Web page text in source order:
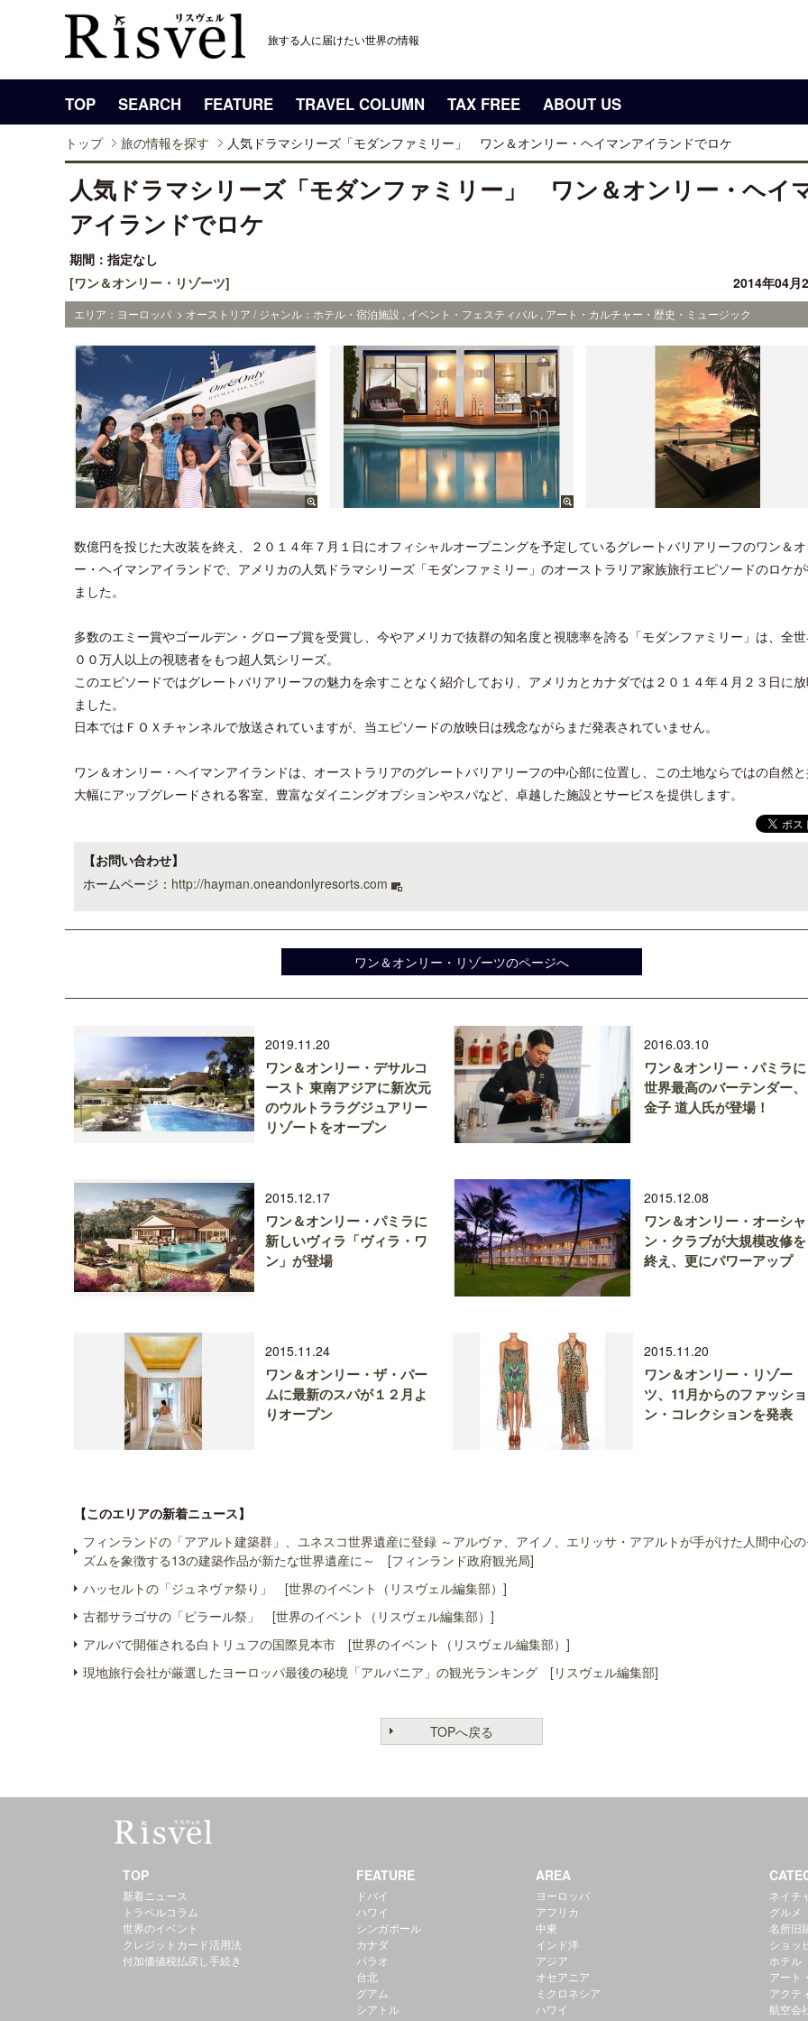
旅する人に届けたい世界の情報
TOP SEARCH FEATURE TRAVEL COLUMN TAX FREE ABOUT US
トップ 旅の情報を探す 人気ドラマシリーズ「モダンファミリー」 ワン＆オンリー・ヘイマンアイランドでロケ
人気ドラマシリーズ「モダンファミリー」 ワン＆オンリー・ヘイ
アイランドでロケ
期間：指定なし
[ワン＆オンリー・リゾーツ]
2014年04月
エリア：ヨーロッパ > オーストリア / ジャンル：ホテル・宿泊施設 , イベント・フェスティバル , アート・カルチャー・歴史・ミュージック
数億円を投じた大改装を終え、２０１４年７月１日にオフィシャルオープニングを予定しているグレートバリアリーフのワン＆
ー・ヘイマンアイランドで、アメリカの人気ドラマシリーズ「モダンファミリー」のオーストラリア家族旅行エピソードのロケ
ました。
多数のエミー賞やゴールデン・グローブ賞を受賞し、今やアメリカで抜群の知名度と視聴率を誇る「モダンファミリー」は、全
００万人以上の視聴者をもつ超人気シリーズ。
このエピソードではグレートバリアリーフの魅力を余すことなく紹介しており、アメリカとカナダでは２０１４年４月２３日に
ました。
日本ではＦＯＸチャンネルで放送されていますが、当エピソードの放映日は残念ながらまだ発表されていません。
ワン＆オンリー・ヘイマンアイランドは、オーストラリアのグレートバリアリーフの中心部に位置し、この土地ならではの自然
大幅にアップグレードされる客室、豊富なダイニングオプションやスパなど、卓越した施設とサービスを提供します。
【お問い合わせ】
ホームページ： http://hayman.oneandonlyresorts.com
ワン＆オンリー・リゾーツのページへ
2019.11.20
ワン＆オンリー・デサルコ
ースト 東南アジアに新次元
のウルトララグジュアリー
リゾートをオープン
2016.03.10
ワン＆オンリー・パミラに
世界最高のバーテンダー、
金子 道人氏が登場！
2015.12.17
ワン＆オンリー・パミラに
新しいヴィラ「ヴィラ・ワ
ン」が登場
2015.12.08
ワン＆オンリー・オーシャ
ン・クラブが大規模改修を
終え、更にパワーアップ
2015.11.24
ワン＆オンリー・ザ・パー
ムに最新のスパが１２月よ
りオープン
2015.11.20
ワン＆オンリー・リゾー
ツ、11月からのファッショ
ン・コレクションを発表
【このエリアの新着ニュース】
フィンランドの「アアルト建築群」、ユネスコ世界遺産に登録 ～アルヴァ、アイノ、エリッサ・アアルトが手がけた人間中心
ズムを象徴する13の建築作品が新たな世界遺産に～ [フィンランド政府観光局]
ハッセルトの「ジュネヴァ祭り」 [世界のイベント（リスヴェル編集部）]
古都サラゴサの「ピラール祭」 [世界のイベント（リスヴェル編集部）]
アルバで開催される白トリュフの国際見本市 [世界のイベント（リスヴェル編集部）]
現地旅行会社が厳選したヨーロッパ最後の秘境「アルバニア」の観光ランキング [リスヴェル編集部]
TOPへ戻る
クアロア・ランチ、新予約システム導
入のお知らせ
開業50周年に合わせ「ザ
TOP
新着ニュース
トラベルコラム
世界のイベント
クレジットカード活用法
付加価値税払戻し手続き
FEATURE
ドバイ
ハワイ
シンガポール
カナダ
パラオ
台北
グアム
シアトル
AREA
ヨーロッパ
アフリカ
中東
インド洋
アジア
オセアニア
ミクロネシア
ハワイ
ネイチ
グルメ
名所旧
ショッ
ホテル
アート
アクテ
航空会